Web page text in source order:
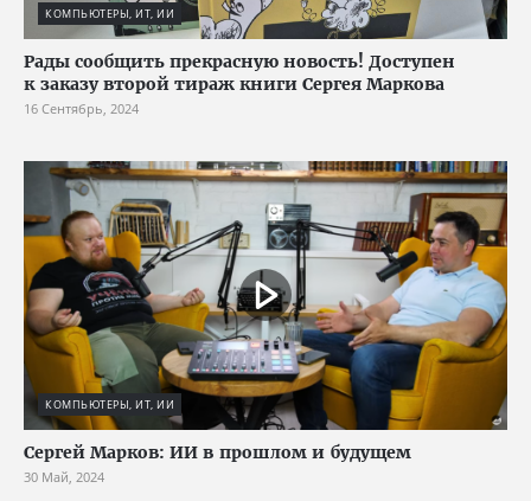
КОМПЬЮТЕРЫ, ИТ, ИИ
Рады сообщить прекрасную новость! Доступен
к заказу второй тираж книги Сергея Маркова
16 Сентябрь, 2024
КОМПЬЮТЕРЫ, ИТ, ИИ
Сергей Марков: ИИ в прошлом и будущем
30 Май, 2024